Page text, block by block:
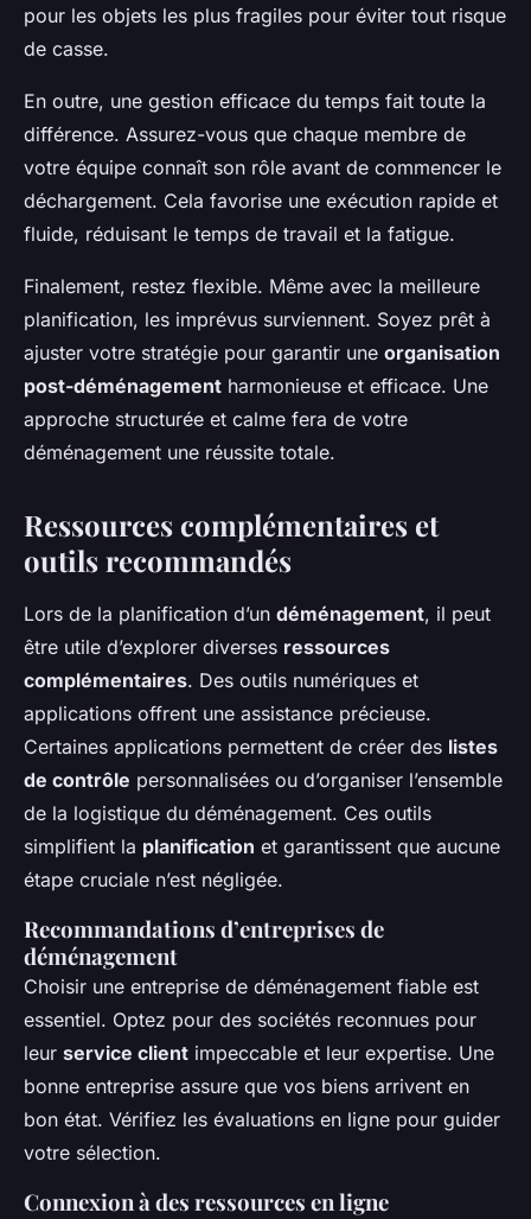
pour les objets les plus fragiles pour éviter tout risque
de casse.
En outre, une gestion efficace du temps fait toute la
différence. Assurez-vous que chaque membre de
votre équipe connaît son rôle avant de commencer le
déchargement. Cela favorise une exécution rapide et
fluide, réduisant le temps de travail et la fatigue.
Finalement, restez flexible. Même avec la meilleure
planification, les imprévus surviennent. Soyez prêt à
ajuster votre stratégie pour garantir une organisation
post-déménagement harmonieuse et efficace. Une
approche structurée et calme fera de votre
déménagement une réussite totale.
Ressources complémentaires et
outils recommandés
Lors de la planification d’un déménagement, il peut
être utile d’explorer diverses ressources
complémentaires. Des outils numériques et
applications offrent une assistance précieuse.
Certaines applications permettent de créer des listes
de contrôle personnalisées ou d’organiser l’ensemble
de la logistique du déménagement. Ces outils
simplifient la planification et garantissent que aucune
étape cruciale n’est négligée.
Recommandations d’entreprises de
déménagement
Choisir une entreprise de déménagement fiable est
essentiel. Optez pour des sociétés reconnues pour
leur service client impeccable et leur expertise. Une
bonne entreprise assure que vos biens arrivent en
bon état. Vérifiez les évaluations en ligne pour guider
votre sélection.
Connexion à des ressources en ligne